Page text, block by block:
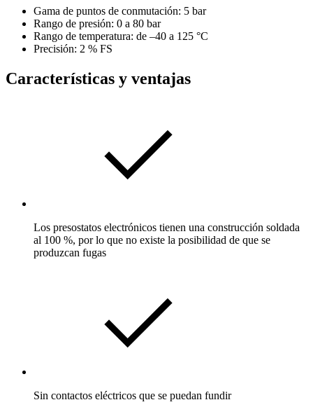
Gama de puntos de conmutación: 5 bar
Rango de presión: 0 a 80 bar
Rango de temperatura: de –40 a 125 °C
Precisión: 2 % FS
Características y ventajas
Los presostatos electrónicos tienen una construcción soldada
al 100 %, por lo que no existe la posibilidad de que se
produzcan fugas
Sin contactos eléctricos que se puedan fundir